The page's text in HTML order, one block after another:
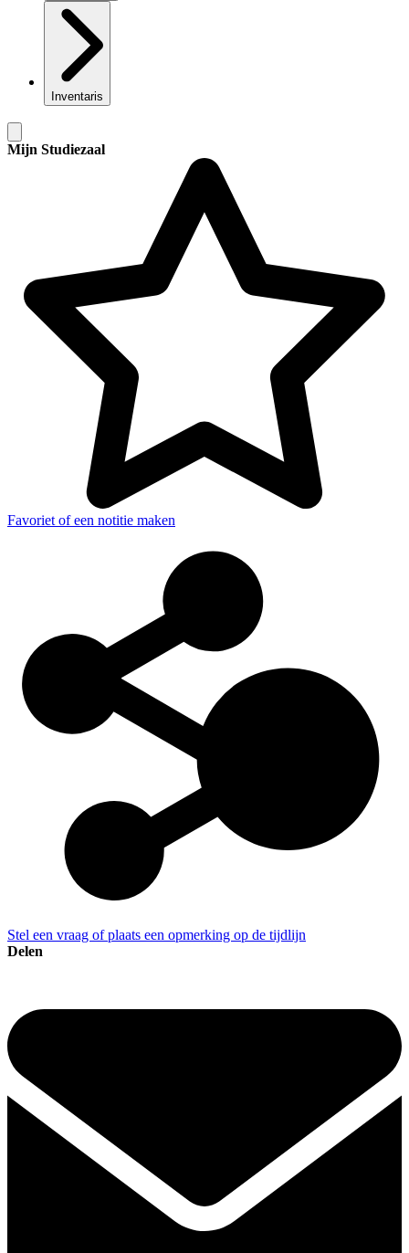
Inventaris
Mijn Studiezaal
Favoriet of een notitie maken
Stel een vraag of plaats een opmerking op de tijdlijn
Delen